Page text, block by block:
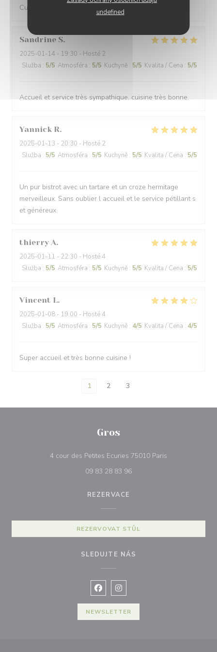
undefined
Cuisine excellente et service parfait !
Sandrine S
2025-01-14 - 19:30 - Hosté 2
Služba : 5/5 Atmosféra : 5/5 Kuchyně : 5/5 Kvalita / Cena : 5/5
Accueil et service très sympathique, cuisine très bonne.
Yannick R
2025-01-13 - 20:30 - Hosté 2
Služba : 5/5 Atmosféra : 5/5 Kuchyně : 5/5 Kvalita / Cena : 5/5
Un pur bistrot avec un tartare et un croze hermitage
merveilleux. Sans oublier l accueil et le service pétillant s
et généreux.
thierry A
2025-01-11 - 22:30 - Hosté 4
Služba : 5/5 Atmosféra : 5/5 Kuchyně : 5/5 Kvalita / Cena : 5/5
Vincent L
2025-01-08 - 19:00 - Hosté 4
Služba : 5/5 Atmosféra : 5/5 Kuchyně : 4/5 Kvalita / Cena : 4/5
Super accueil et très bonne cuisine !
1 2 3
Gros
4 cour des Petites Ecuries 75010 Paris
09 83 28 83 96
REZERVACE
REZERVOVAT STŮL
SLEDUJTE NÁS
Facebook ((otevře se v novém
Instagram ((otevře se v
NEWSLETTER